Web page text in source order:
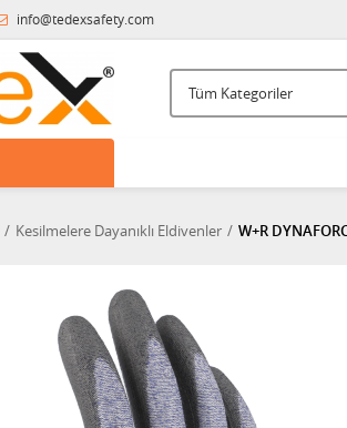
info@tedexsafety.com
Kesilmelere Dayanıklı Eldivenler W+R